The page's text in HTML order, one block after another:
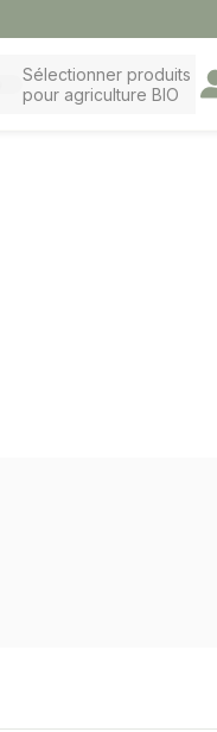
Sélectionner produits
pour agriculture BIO